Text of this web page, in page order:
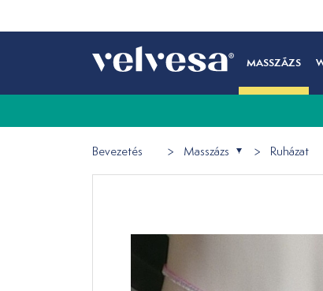
MASSZÁZS
Bevezetés Masszázs Ruházat